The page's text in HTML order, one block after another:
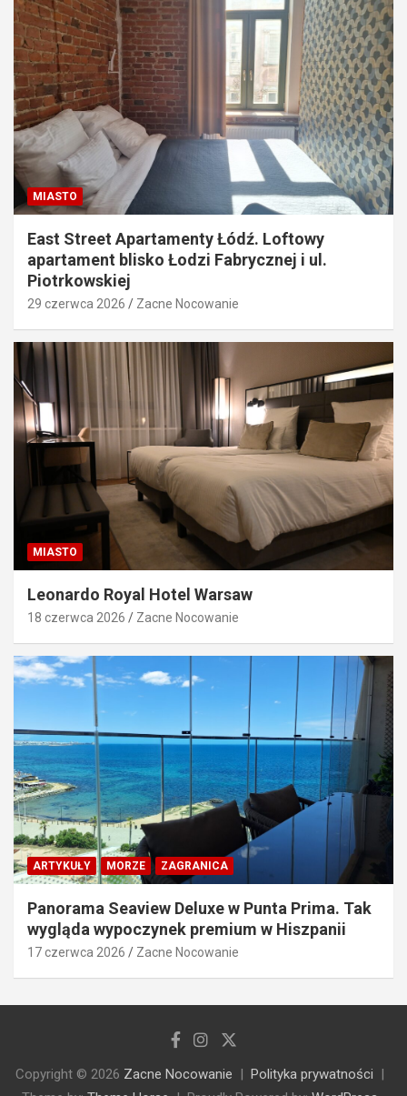
MIASTO
East Street Apartamenty Łódź. Loftowy
apartament blisko Łodzi Fabrycznej i ul.
Piotrkowskiej
29 czerwca 2026 Zacne Nocowanie
MIASTO
Leonardo Royal Hotel Warsaw
18 czerwca 2026 Zacne Nocowanie
ARTYKUŁY MORZE ZAGRANICA
Panorama Seaview Deluxe w Punta Prima. Tak
wygląda wypoczynek premium w Hiszpanii
17 czerwca 2026 Zacne Nocowanie
Copyright © 2026 Zacne Nocowanie
Polityka prywatności